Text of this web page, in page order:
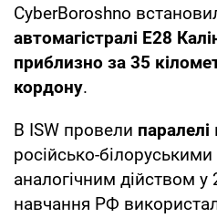
CyberBoroshno
автомагістралі E28
приблизно за 35
кордону.
В ISW провели паралелі
російсько-
аналогічним дійством у
навчання РФ